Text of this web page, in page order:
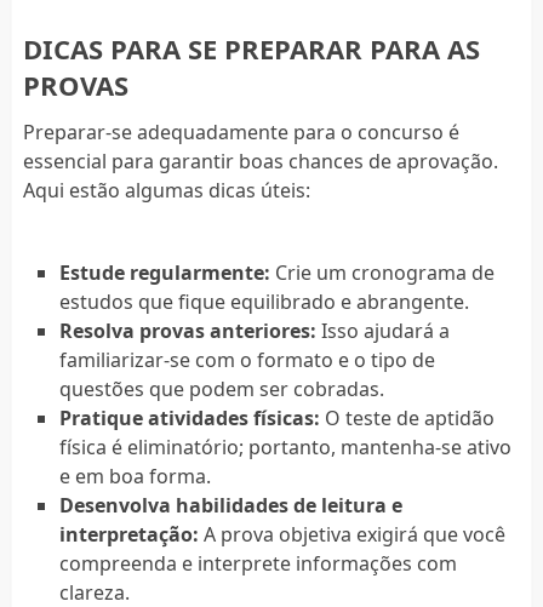
DICAS PARA SE PREPARAR PARA AS
PROVAS
Preparar-se adequadamente para o concurso é
essencial para garantir boas chances de aprovação.
Aqui estão algumas dicas úteis:
Estude regularmente: Crie um cronograma de
estudos que fique equilibrado e abrangente.
Resolva provas anteriores: Isso ajudará a
familiarizar-se com o formato e o tipo de
questões que podem ser cobradas.
Pratique atividades físicas: O teste de aptidão
física é eliminatório; portanto, mantenha-se ativo
e em boa forma.
Desenvolva habilidades de leitura e
interpretação: A prova objetiva exigirá que você
compreenda e interprete informações com
clareza.